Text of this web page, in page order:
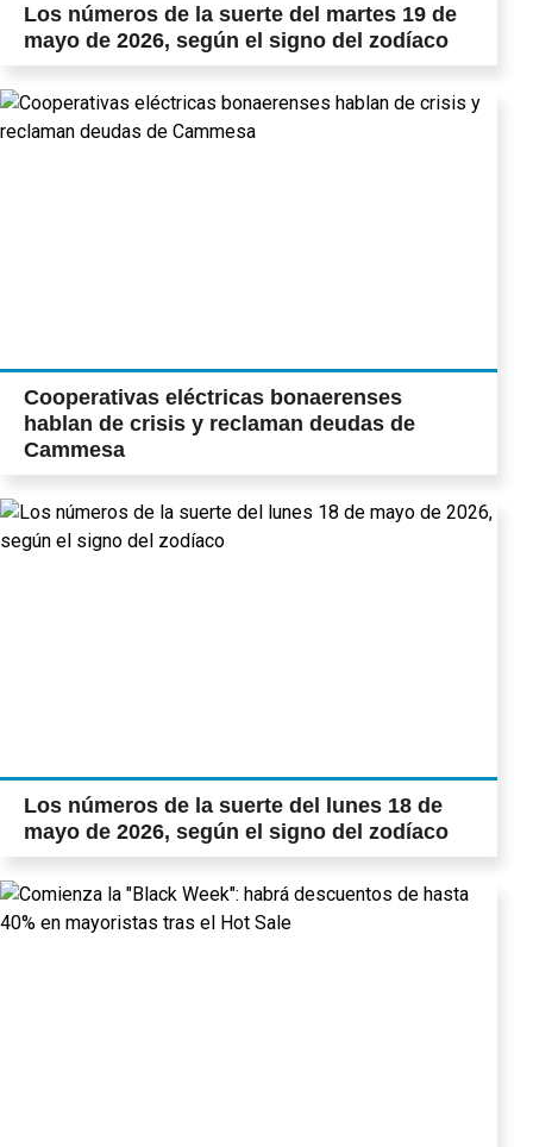
Los números de la suerte del martes 19 de
mayo de 2026, según el signo del zodíaco
Cooperativas eléctricas bonaerenses
hablan de crisis y reclaman deudas de
Cammesa
Los números de la suerte del lunes 18 de
mayo de 2026, según el signo del zodíaco